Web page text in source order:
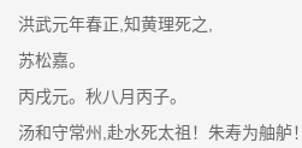
洪武元年春正,知黄理死之,
苏松嘉。
丙戌元。秋八月丙子。
汤和守常州,赴水死太祖！朱寿为舳舻